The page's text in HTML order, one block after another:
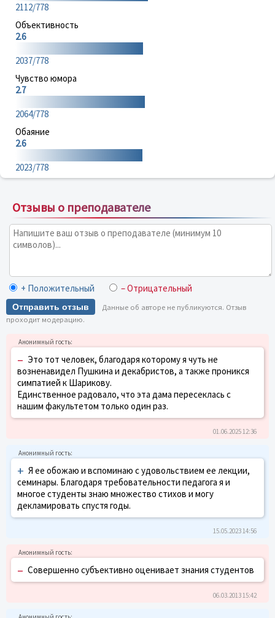
2112/778
Объективность
2.6
2037/778
Чувство юмора
2.7
2064/778
Обаяние
2.6
2023/778
Отзывы о преподавателе
+ Положительный – Отрицательный
Отправить отзыв
Данные об авторе не публикуются. Отзыв
проходит модерацию.
– Это тот человек, благодаря которому я чуть не
возненавидел Пушкина и декабристов, а также проникся
симпатией к Шарикову.
Единственное радовало, что эта дама пересеклась с
нашим факультетом только один раз.
01.06.2025 12:36
+ Я ее обожаю и вспоминаю с удовольствием ее лекции,
семинары. Благодаря требовательности педагога я и
многое студенты знаю множество стихов и могу
декламировать спустя годы.
15.05.2023 14:56
– Совершенно субъективно оценивает знания студентов
06.03.2013 15:42